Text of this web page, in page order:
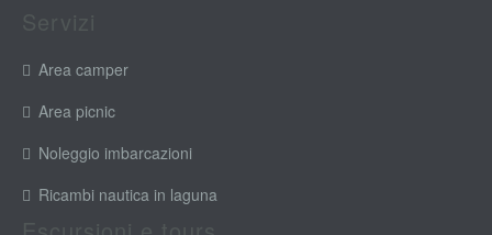
Area camper
Area picnic
Noleggio imbarcazioni
Ricambi nautica in laguna